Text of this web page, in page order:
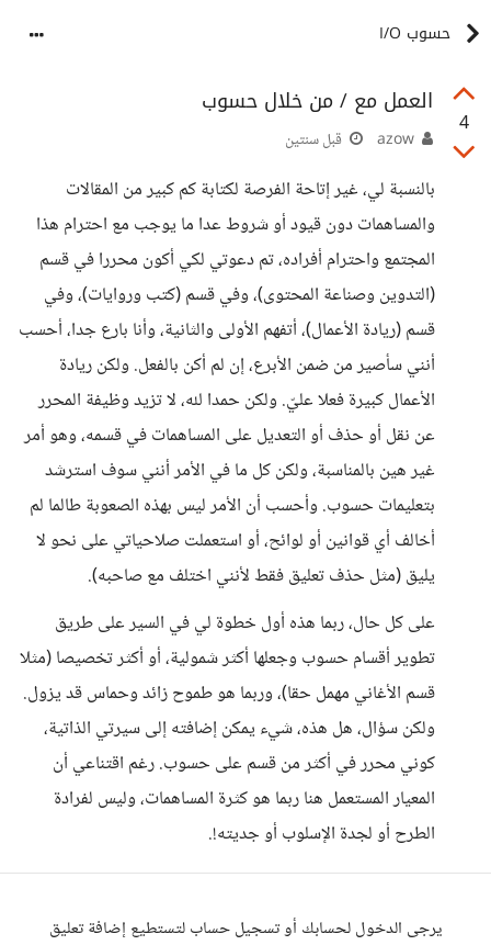
حسوب I/O
4
العمل مع / من خلال حسوب
قبل سنتين
بالنسبة لي، غير إتاحة الفرصة لكتابة كم كبير من المقالات
والمساهمات دون قيود أو شروط عدا ما يوجب مع احترام هذا
المجتمع واحترام أفراده، تم دعوتي لكي أكون محررا في قسم
(التدوين وصناعة المحتوى)، وفي قسم (كتب وروايات)، وفي
قسم (ريادة الأعمال)، أتفهم الأولى والثانية، وأنا بارع جدا، أحسب
أنني سأصير من ضمن الأبرع، إن لم أكن بالفعل. ولكن ريادة
الأعمال كبيرة فعلا عليّ. ولكن حمدا لله، لا تزيد وظيفة المحرر
عن نقل أو حذف أو التعديل على المساهمات في قسمه، وهو أمر
غير هين بالمناسبة، ولكن كل ما في الأمر أنني سوف استرشد
بتعليمات حسوب. وأحسب أن الأمر ليس بهذه الصعوبة طالما لم
أخالف أي قوانين أو لوائح، أو استعملت صلاحياتي على نحو لا
يليق (مثل حذف تعليق فقط لأنني اختلف مع صاحبه).
على كل حال، ربما هذه أول خطوة لي في السير على طريق
تطوير أقسام حسوب وجعلها أكثر شمولية، أو أكثر تخصيصا (مثلا
قسم الأغاني مهمل حقا)، وربما هو طموح زائد وحماس قد يزول.
ولكن سؤال، هل هذه، شيء يمكن إضافته إلى سيرتي الذاتية،
كوني محرر في أكثر من قسم على حسوب. رغم اقتناعي أن
المعيار المستعمل هنا ربما هو كثرة المساهمات، وليس لفرادة
الطرح أو لجدة الإسلوب أو جديته!.
يرجى الدخول لحسابك أو تسجيل حساب لتستطيع إضافة تعليق